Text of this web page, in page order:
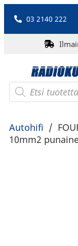
03 2140 222
Autohifi /
10mm2